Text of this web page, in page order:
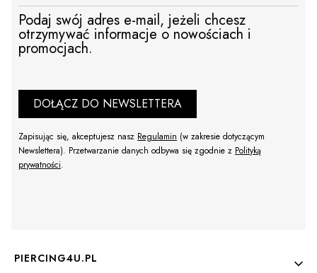
Podaj swój adres e-mail, jeżeli chcesz
otrzymywać informacje o nowościach i
promocjach.
DOŁĄCZ DO NEWSLETTERA
Zapisując się, akceptujesz nasz Regulamin (w zakresie dotyczącym
Newslettera). Przetwarzanie danych odbywa się zgodnie z Polityką
prywatności.
Linki w stopce
PIERCING4U.PL